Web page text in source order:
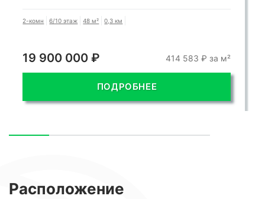
2-комн 6/10 этаж 48 м² 0,3 км
19 900 000 ₽ 414 583 ₽ за м²
ПОДРОБНЕЕ
Расположение